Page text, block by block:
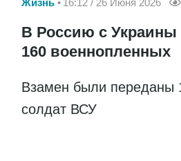
Жизнь 16:12 / 26 Июня 2026
В Россию с Украины
160 военнопленных
Взамен были переданы
солдат ВСУ